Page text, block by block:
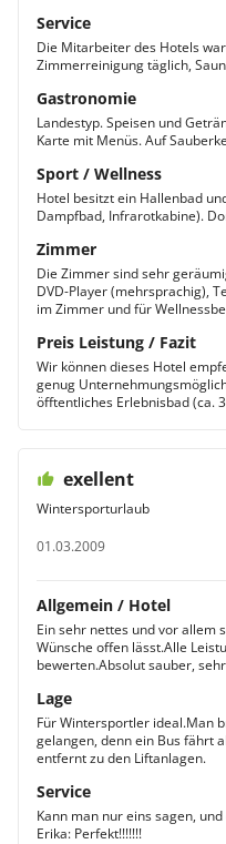
Service
Die Mitarbeiter des Hotels
Zimmerreinigung täglich,
Gastronomie
Landestyp. Speisen und
Karte mit Menüs. Auf
Sport / Wellness
Hotel besitzt ein Hallenbad
Dampfbad, Infrarotkabine).
Zimmer
Die Zimmer sind sehr
DVD-Player (mehrsprachig),
im Zimmer und für
Preis Leistung / Fazit
Wir können dieses Hotel
genug
öfftentliches Erlebnisbad (ca.
exellent
Wintersporturlaub
01.03.2009
Allgemein / Hotel
Ein sehr nettes und vor allem
Wünsche offen lässt.Alle
bewerten.Absolut sauber,
Lage
Für Wintersportler ideal.Man
gelangen, denn ein Bus fährt
entfernt zu den Liftanlagen.
Service
Kann man nur eins sagen,
Erika: Perfekt!!!!!!!